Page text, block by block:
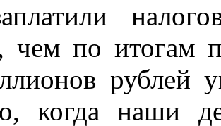
чем по итогам
рублей
когда наши